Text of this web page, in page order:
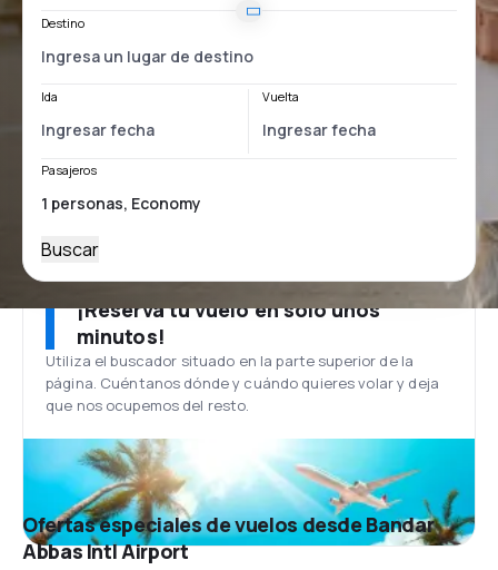
Destino
Ida Vuelta
Pasajeros
Buscar
¡Reserva tu vuelo en solo unos
minutos!
Utiliza el buscador situado en la parte superior de la
página. Cuéntanos dónde y cuándo quieres volar y deja
que nos ocupemos del resto.
Ofertas especiales de vuelos desde Bandar
Abbas Intl Airport